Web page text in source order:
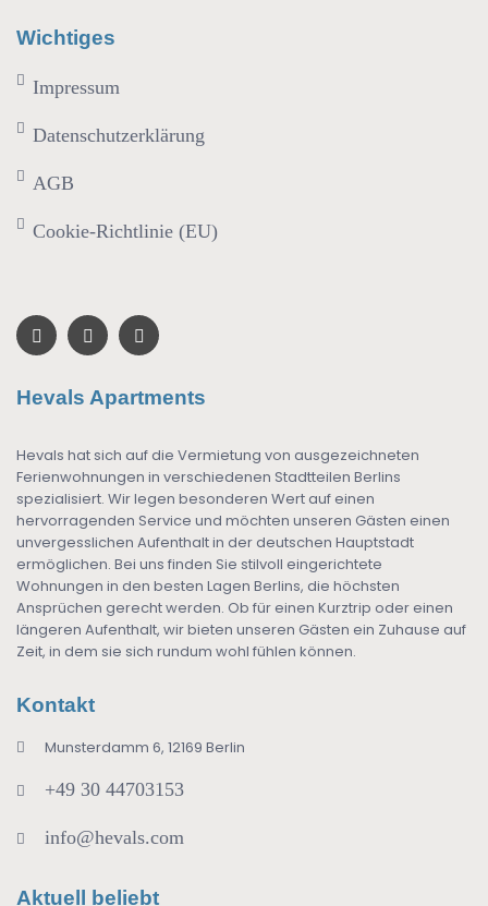
Wichtiges
Impressum
Datenschutzerklärung
AGB
Cookie-Richtlinie (EU)
Hevals Apartments
Hevals hat sich auf die Vermietung von ausgezeichneten
Ferienwohnungen in verschiedenen Stadtteilen Berlins
spezialisiert. Wir legen besonderen Wert auf einen
hervorragenden Service und möchten unseren Gästen einen
unvergesslichen Aufenthalt in der deutschen Hauptstadt
ermöglichen. Bei uns finden Sie stilvoll eingerichtete
Wohnungen in den besten Lagen Berlins, die höchsten
Ansprüchen gerecht werden. Ob für einen Kurztrip oder einen
längeren Aufenthalt, wir bieten unseren Gästen ein Zuhause auf
Zeit, in dem sie sich rundum wohl fühlen können.
Kontakt
Munsterdamm 6, 12169 Berlin
+49 30 44703153
info@hevals.com
Aktuell beliebt